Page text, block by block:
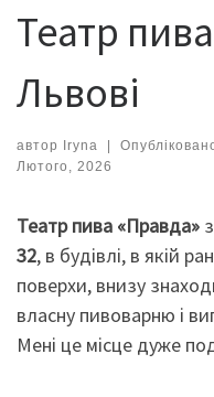
Театр
Львові
автор Iryna
Лютого, 2026
Театр пива «Правда»
32, в будівлі, в якій
поверхи, внизу
власну пивоварню і
Мені це місце дуже